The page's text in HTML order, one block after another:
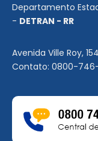
Departamento
- DETRAN - RR
Avenida Ville Roy,
Contato: 0800-